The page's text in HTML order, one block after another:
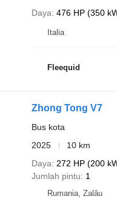
Daya 476 HP (350
Italia
Fleequid
Zhong Tong V7
Bus kota
2025
10 km
Daya
272 HP (200
Jumlah pintu
1
Rumania, Zalău